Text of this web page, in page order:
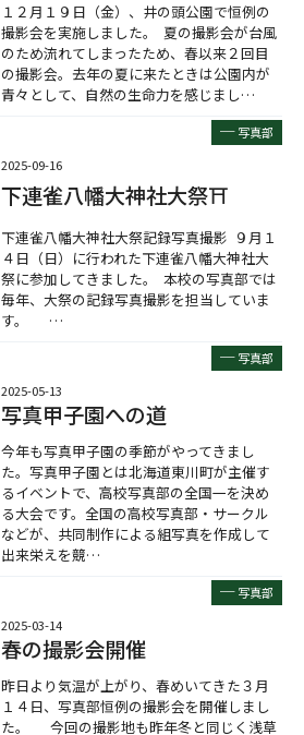
１２月１９日（金）、井の頭公園で恒例の
撮影会を実施しました。 夏の撮影会が台風
のため流れてしまったため、春以来２回目
の撮影会。去年の夏に来たときは公園内が
青々として、自然の生命力を感じまし…
─写真部
2025-09-16
下連雀八幡大神社大祭⛩
下連雀八幡大神社大祭記録写真撮影 ９月１
４日（日）に行われた下連雀八幡大神社大
祭に参加してきました。 本校の写真部では
毎年、大祭の記録写真撮影を担当していま
す。 …
─写真部
2025-05-13
写真甲子園への道
今年も写真甲子園の季節がやってきまし
た。写真甲子園とは北海道東川町が主催す
るイベントで、高校写真部の全国一を決め
る大会です。全国の高校写真部・サークル
などが、共同制作による組写真を作成して
出来栄えを競…
─写真部
2025-03-14
春の撮影会開催
昨日より気温が上がり、春めいてきた３月
１４日、写真部恒例の撮影会を開催しまし
た。 今回の撮影地も昨年冬と同じく浅草